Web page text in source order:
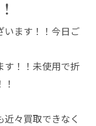
います！！今日ご
す！！未使用で折
々買取できなく